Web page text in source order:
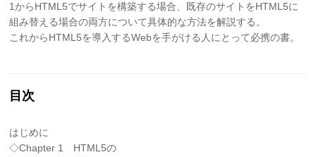
1からHTML5でサイトを構築する場合、既存のサイトをHTML5に
組み替える場合の両方について具体的な方法を解説する。
これからHTML5を導入するWebを手がける人にとって必携の書。
目次
はじめに
◇Chapter 1 HTML5の